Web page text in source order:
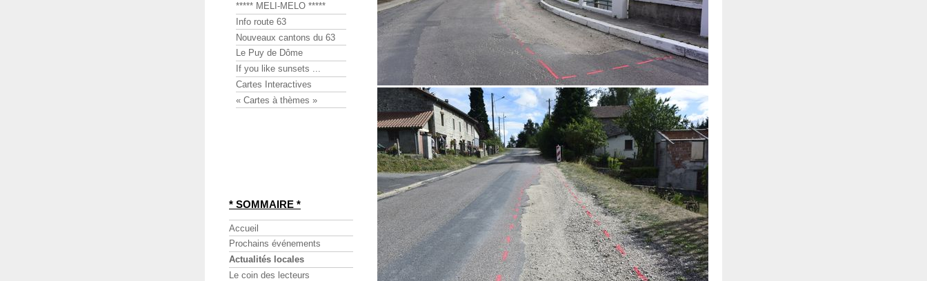
***** MELI-MELO *****
Info route 63
Nouveaux cantons du 63
Le Puy de Dôme
If you like sunsets ...
Cartes Interactives
« Cartes à thèmes »
* SOMMAIRE *
Accueil
Prochains événements
Actualités locales
Le coin des lecteurs